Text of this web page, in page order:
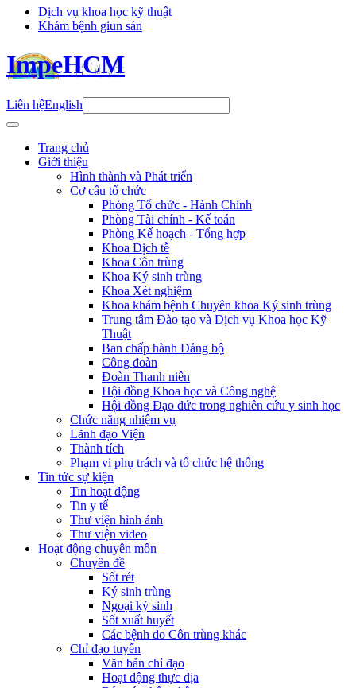
Dịch vụ khoa học kỹ thuật
Khám bệnh giun sán
ImpeHCM
Liên hệEnglish
Trang chủ
Giới thiệu
Hình thành và Phát triển
Cơ cấu tổ chức
Phòng Tổ chức - Hành Chính
Phòng Tài chính - Kế toán
Phòng Kế hoạch - Tổng hợp
Khoa Dịch tễ
Khoa Côn trùng
Khoa Ký sinh trùng
Khoa Xét nghiệm
Khoa khám bệnh Chuyên khoa Ký sinh trùng
Trung tâm Đào tạo và Dịch vụ Khoa học Kỹ
Thuật
Ban chấp hành Đảng bộ
Công đoàn
Đoàn Thanh niên
Hội đồng Khoa học và Công nghệ
Hội đồng Đạo đức trong nghiên cứu y sinh học
Chức năng nhiệm vụ
Lãnh đạo Viện
Thành tích
Phạm vi phụ trách và tổ chức hệ thống
Tin tức sự kiện
Tin hoạt động
Tin y tế
Thư viện hình ảnh
Thư viện video
Hoạt động chuyên môn
Chuyên đề
Sốt rét
Ký sinh trùng
Ngoại ký sinh
Sốt xuất huyết
Các bệnh do Côn trùng khác
Chỉ đạo tuyến
Văn bản chỉ đạo
Hoạt động thực địa